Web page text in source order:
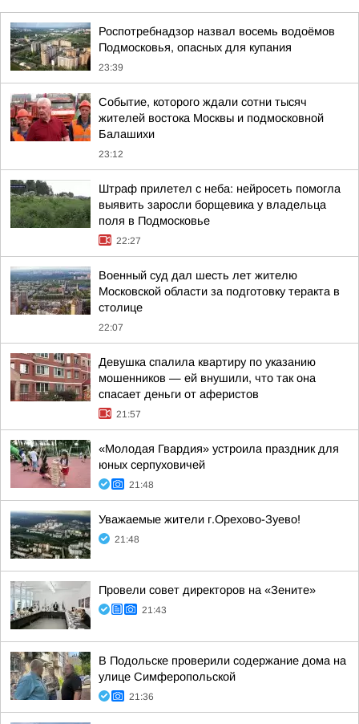
Роспотребнадзор назвал восемь водоёмов
Подмосковья, опасных для купания
23:39
Событие, которого ждали сотни тысяч
жителей востока Москвы и подмосковной
Балашихи
23:12
Штраф прилетел с неба: нейросеть помогла
выявить заросли борщевика у владельца
поля в Подмосковье
22:27
Военный суд дал шесть лет жителю
Московской области за подготовку теракта в
столице
22:07
Девушка спалила квартиру по указанию
мошенников — ей внушили, что так она
спасает деньги от аферистов
21:57
«Молодая Гвардия» устроила праздник для
юных серпуховичей
21:48
Уважаемые жители г.Орехово-Зуево!
21:48
Провели совет директоров на «Зените»
21:43
В Подольске проверили содержание дома на
улице Симферопольской
21:36